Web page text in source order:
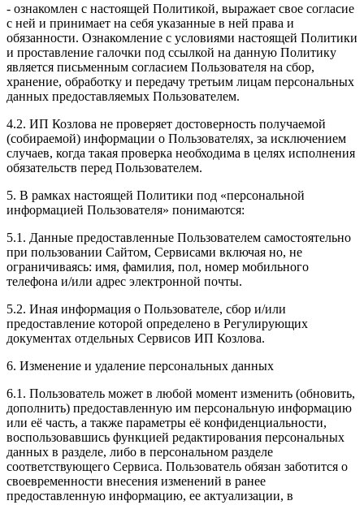
- ознакомлен с настоящей Политикой, выражает свое согласие
с ней и принимает на себя указанные в ней права и
обязанности. Ознакомление с условиями настоящей Политики
и проставление галочки под ссылкой на данную Политику
является письменным согласием Пользователя на сбор,
хранение, обработку и передачу третьим лицам персональных
данных предоставляемых Пользователем.
4.2. ИП Козлова не проверяет достоверность получаемой
(собираемой) информации о Пользователях, за исключением
случаев, когда такая проверка необходима в целях исполнения
обязательств перед Пользователем.
5. В рамках настоящей Политики под «персональной
информацией Пользователя» понимаются:
5.1. Данные предоставленные Пользователем самостоятельно
при пользовании Сайтом, Сервисами включая но, не
ограничиваясь: имя, фамилия, пол, номер мобильного
телефона и/или адрес электронной почты.
5.2. Иная информация о Пользователе, сбор и/или
предоставление которой определено в Регулирующих
документах отдельных Сервисов ИП Козлова.
6. Изменение и удаление персональных данных
6.1. Пользователь может в любой момент изменить (обновить,
дополнить) предоставленную им персональную информацию
или её часть, а также параметры её конфиденциальности,
воспользовавшись функцией редактирования персональных
данных в разделе, либо в персональном разделе
соответствующего Сервиса. Пользователь обязан заботится о
своевременности внесения изменений в ранее
предоставленную информацию, ее актуализации, в